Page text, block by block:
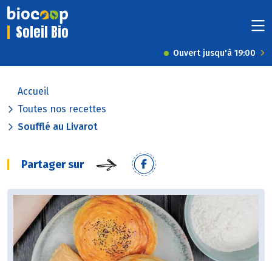
Soleil Bio
Ouvert jusqu'à 19:00
Accueil
Toutes nos recettes
Soufflé au Livarot
Partager sur